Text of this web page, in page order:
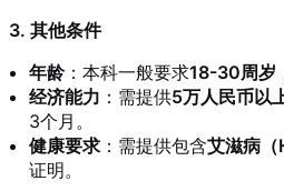
3. 其他条件
年龄：本科一般要求18-30周岁
经济能力 ：需提供5万人民币以
3个月 。
健康要求 ：需提供包含艾滋病
证明。